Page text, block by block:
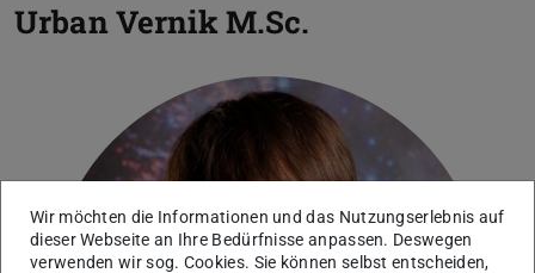
Urban VernikM.Sc.
Wir möchten die Informationen und das Nutzungserlebnis auf
dieser Webseite an Ihre Bedürfnisse anpassen. Deswegen
verwenden wir sog. Cookies. Sie können selbst entscheiden,